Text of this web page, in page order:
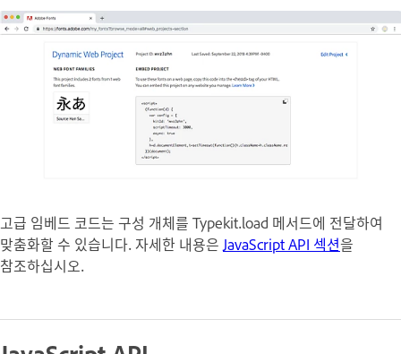
고급 임베드 코드는 구성 개체를 Typekit.load 메서드에 전달하여
맞춤화할 수 있습니다. 자세한 내용은 JavaScript API 섹션을
참조하십시오.